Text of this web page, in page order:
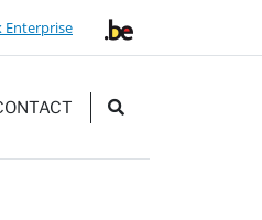
Enterprise